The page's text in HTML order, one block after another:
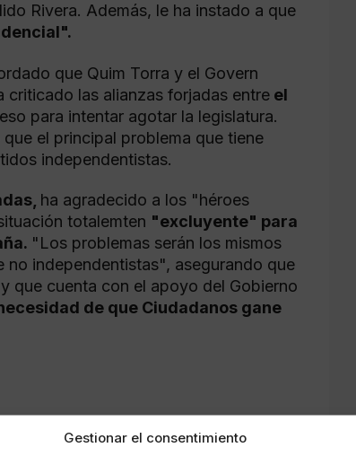
Gestionar el consentimiento
Rivera. Además, le ha instado a que
que Quim Torra y el Govern
criticado las alianzas forjadas entre el
para intentar agotar la legislatura.
el principal problema que tiene
independentistas.
ha agradecido a los "héroes
totalemten "excluyente" para
"Los problemas serán los mismos
no independentistas", asegurando que
que cuenta con el apoyo del Gobierno
de que Ciudadanos gane